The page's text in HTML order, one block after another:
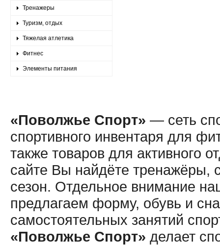
Тренажеры
Туризм, отдых
Тяжелая атлетика
Фитнес
Элементы питания
«Поволжье Спорт» — сеть
спортивного инвентаря для
также товаров для активного
сайте Вы найдёте тренажёры,
сезон. Отдельное внимание
предлагаем форму, обувь и
самостоятельных занятий
«Поволжье Спорт» делает